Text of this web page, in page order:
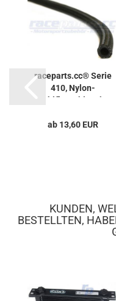
raceparts.cc® Serie
410, Nylon-
Stahlflexschlauch...
ab 13,60 EUR
KUNDEN,
BESTELLTEN,